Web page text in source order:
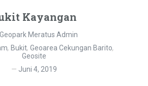
Kayangan
Geopark Meratus Admin
, Bukit, Geoarea Cekungan Barito,
Geosite
Juni 4, 2019